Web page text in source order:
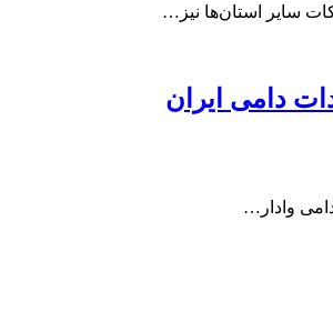
سایر استان‌ها نیز…
دامی ایران
وادار…